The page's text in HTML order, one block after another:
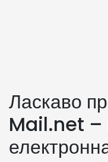
Ласкаво
Mail.net –